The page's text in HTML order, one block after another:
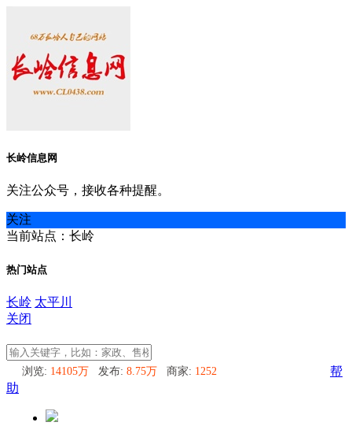
长岭信息网
关注公众号，接收各种提醒。
关注
当前站点：长岭
热门站点
长岭 太平川
关闭
浏览: 14105万 发布: 8.75万 商家: 1252
帮
助